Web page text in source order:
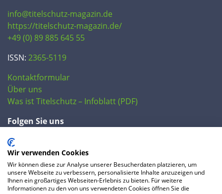
info@titelschutz-magazin.de
https://titelschutz-magazin.de/
+49 (0) 89 885 645 55
ISSN: 2365-5119
Kontaktformular
Über uns
Was ist Titelschutz – Infoblatt (PDF)
Folgen Sie uns
Wir verwenden Cookies
Wir können diese zur Analyse unserer Besucherdaten platzieren, um
unsere Webseite zu verbessern, personalisierte Inhalte anzuzeigen und
Ihnen ein großartiges Webseiten-Erlebnis zu bieten. Für weitere
Informationen zu den von uns verwendeten Cookies öffnen Sie die